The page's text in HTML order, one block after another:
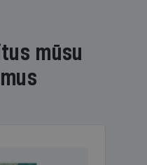
mūsu